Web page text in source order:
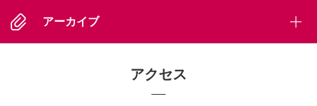
アーカイブ
アクセス